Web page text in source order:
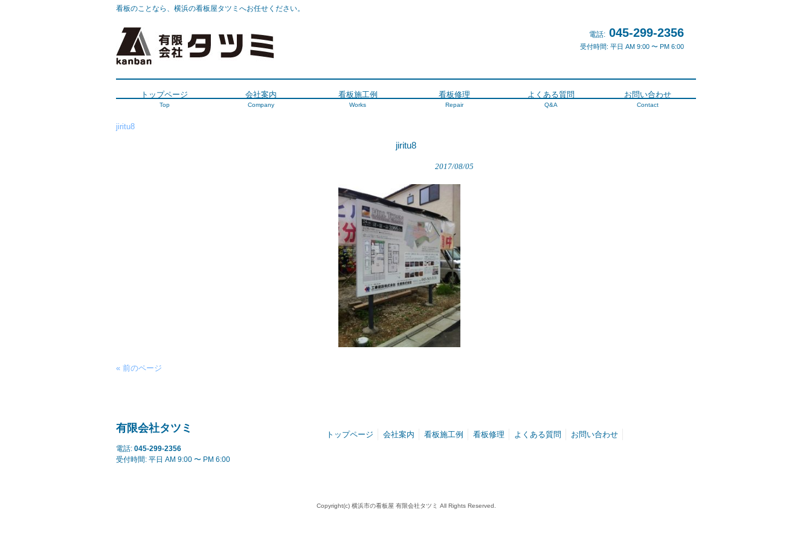
看板のことなら、横浜の看板屋タツミへお任せください。
電話: 045-299-2356
受付時間: 平日 AM 9:00 〜 PM 6:00
トップページ
Top
会社案内
Company
看板施工例
Works
看板修理
Repair
よくある質問
Q&A
お問い合わせ
Contact
jiritu8
jiritu8
2017/08/05
« 前のページ
有限会社タツミ
電話: 045-299-2356
受付時間: 平日 AM 9:00 〜 PM 6:00
トップページ 会社案内 看板施工例 看板修理 よくある質問 お問い合わせ
Copyright(c) 横浜市の看板屋 有限会社タツミ All Rights Reserved.